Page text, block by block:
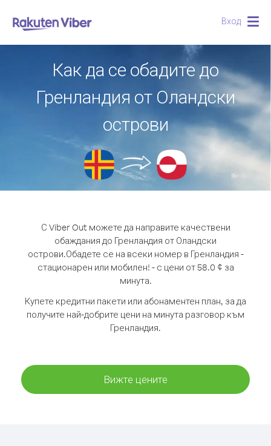
Вход
Как да се обадите до
Гренландия от Оландски
острови
С Viber Out можете да направите качествени
обаждания до Гренландия от Оландски
острови.Обадете се на всеки номер в Гренландия -
стационарен или мобилен! - с цени от 58.0 ¢ за
минута.
Купете кредитни пакети или абонаментен план, за да
получите най-добрите цени на минута разговор към
Гренландия.
Вижте цените